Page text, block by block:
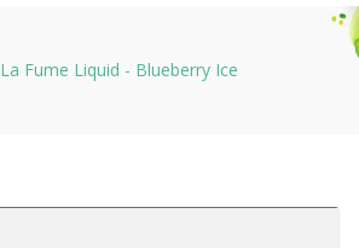
La Fume Liquid - Blueberry Ice